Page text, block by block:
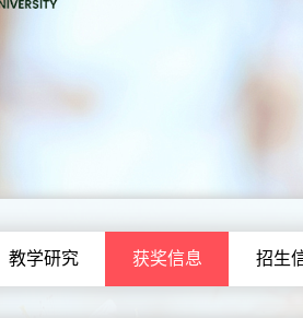
教学研究 获奖信息 招生